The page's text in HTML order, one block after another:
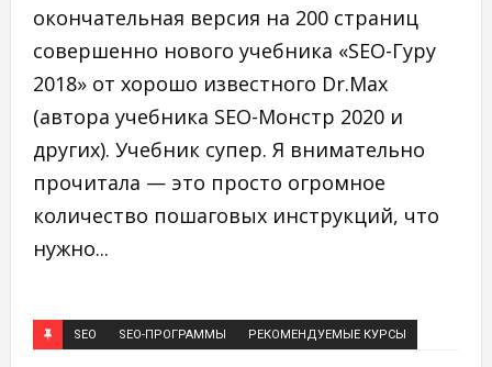
окончательная версия на 200 страниц
совершенно нового учебника «SEO-Гуру
2018» от хорошо известного Dr.Max
(автора учебника SEO-Монстр 2020 и
других). Учебник супер. Я внимательно
прочитала — это просто огромное
количество пошаговых инструкций, что
нужно...
SEO SEO-ПРОГРАММЫ РЕКОМЕНДУЕМЫЕ КУРСЫ